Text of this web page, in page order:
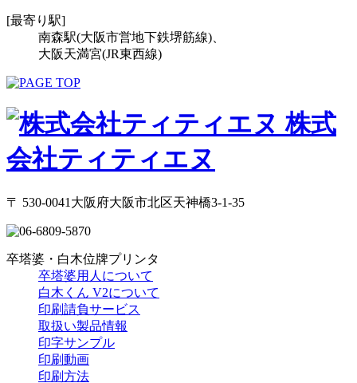
[最寄り駅]
南森駅(大阪市営地下鉄堺筋線)、
大阪天満宮(JR東西線)
株式
会社ティティエヌ
〒 530-0041大阪府大阪市北区天神橋3-1-35
卒塔婆・白木位牌プリンタ
卒塔婆用人について
白木くん V2について
印刷請負サービス
取扱い製品情報
印字サンプル
印刷動画
印刷方法